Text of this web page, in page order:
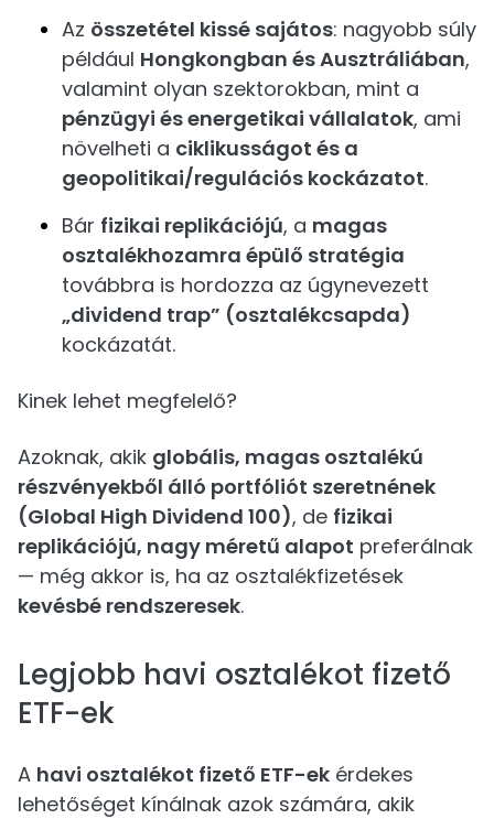
Az összetétel kissé sajátos: nagyobb súly
például Hongkongban és Ausztráliában,
valamint olyan szektorokban, mint a
pénzügyi és energetikai vállalatok, ami
növelheti a ciklikusságot és a
geopolitikai/regulációs kockázatot.
Bár fizikai replikációjú, a magas
osztalékhozamra épülő stratégia
továbbra is hordozza az úgynevezett
„dividend trap” (osztalékcsapda)
kockázatát.
Kinek lehet megfelelő?
Azoknak, akik globális, magas osztalékú
részvényekből álló portfóliót szeretnének
(Global High Dividend 100), de fizikai
replikációjú, nagy méretű alapot preferálnak
— még akkor is, ha az osztalékfizetések
kevésbé rendszeresek.
Legjobb havi osztalékot fizető
ETF-ek
A havi osztalékot fizető ETF-ek érdekes
lehetőséget kínálnak azok számára, akik